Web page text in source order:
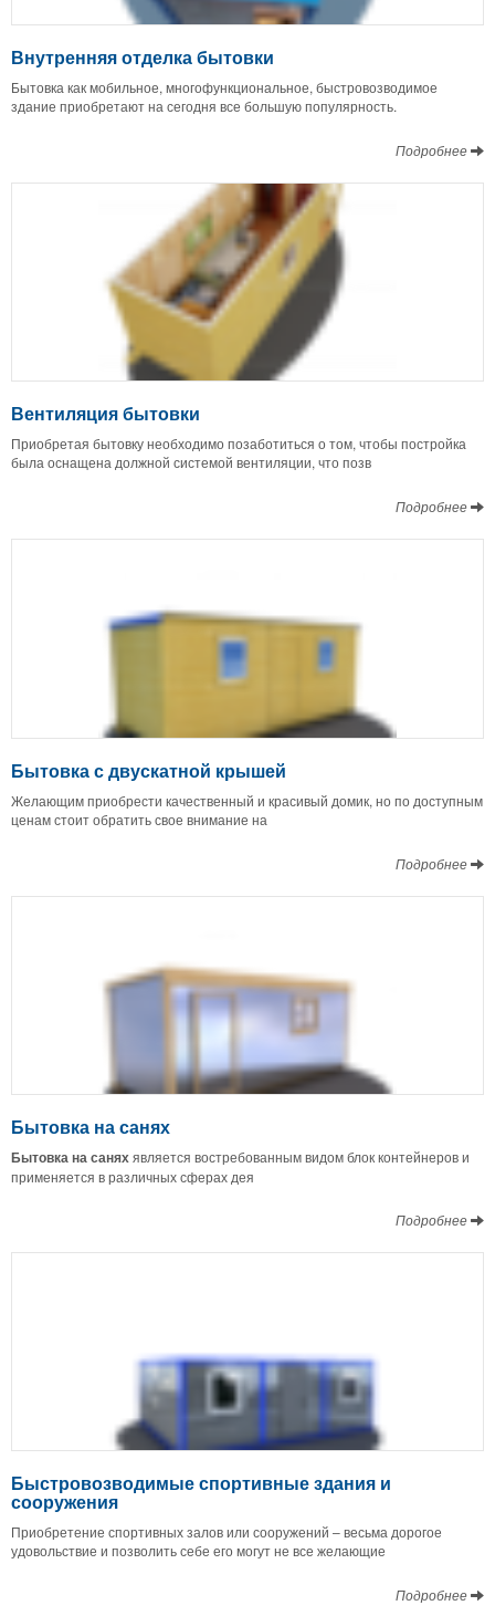
Внутренняя отделка бытовки
Бытовка как мобильное, многофункциональное, быстровозводимое
здание приобретают на сегодня все большую популярность.
Подробнее
Вентиляция бытовки
Приобретая бытовку необходимо позаботиться о том, чтобы постройка
была оснащена должной системой вентиляции, что позв
Подробнее
Бытовка с двускатной крышей
Желающим приобрести качественный и красивый домик, но по доступным
ценам стоит обратить свое внимание на
Подробнее
Бытовка на санях
Бытовка на саняхявляется востребованным видом блок контейнеров и
применяется в различных сферах дея
Подробнее
Быстровозводимые спортивные здания и
сооружения
Приобретение спортивных залов или сооружений – весьма дорогое
удовольствие и позволить себе его могут не все желающие
Подробнее